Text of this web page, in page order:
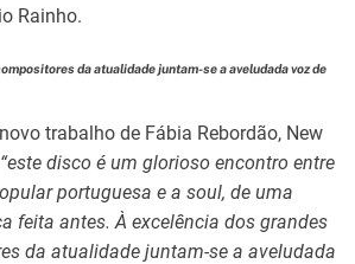
Rainho.
da atualidade juntam-se a aveludada voz de
trabalho de Fábia Rebordão, New
“este disco é um glorioso encontro entre
portuguesa e a soul, de uma
feita antes. À excelência dos grandes
da atualidade juntam-se a aveludada